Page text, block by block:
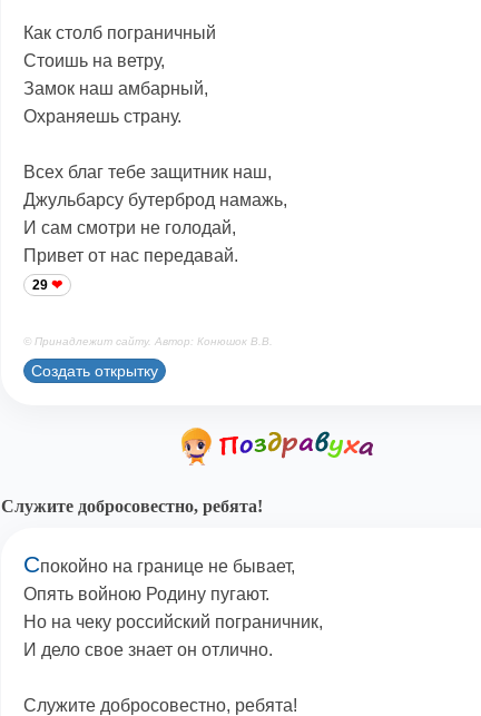
Как столб пограничный
Стоишь на ветру,
Замок наш амбарный,
Охраняешь страну.
Всех благ тебе защитник наш,
Джульбарсу бутерброд намажь,
И сам смотри не голодай,
Привет от нас передавай.
29
© Принадлежит сайту. Автор: Конюшок В.В.
Создать открытку
Служите добросовестно, ребята!
Спокойно на границе не бывает,
Опять войною Родину пугают.
Но на чеку российский пограничник,
И дело свое знает он отлично.
Служите добросовестно, ребята!